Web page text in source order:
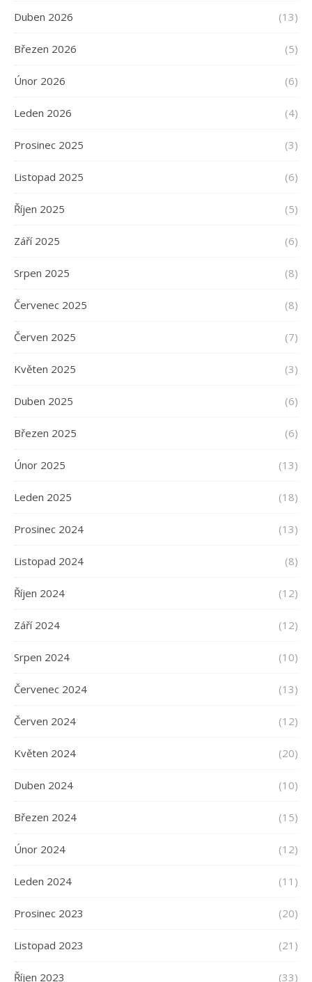
Duben 2026 (13)
Březen 2026 (5)
Únor 2026 (6)
Leden 2026 (4)
Prosinec 2025 (3)
Listopad 2025 (6)
Říjen 2025 (5)
Září 2025 (6)
Srpen 2025 (8)
Červenec 2025 (8)
Červen 2025 (7)
Květen 2025 (3)
Duben 2025 (6)
Březen 2025 (6)
Únor 2025 (13)
Leden 2025 (18)
Prosinec 2024 (13)
Listopad 2024 (8)
Říjen 2024 (12)
Září 2024 (12)
Srpen 2024 (10)
Červenec 2024 (13)
Červen 2024 (12)
Květen 2024 (20)
Duben 2024 (10)
Březen 2024 (15)
Únor 2024 (12)
Leden 2024 (11)
Prosinec 2023 (20)
Listopad 2023 (21)
Říjen 2023 (33)